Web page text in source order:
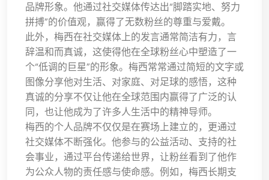
品牌形象。他通过社交媒体传达出“脚踏实地、努力
拼搏”的价值观，赢得了无数粉丝的尊重与爱戴。
此外，梅西在社交媒体上的发言通常简洁有力，言
辞温和而真诚，这使得他在全球粉丝心中塑造了一
个“低调的巨星”的形象。梅西常常通过简短的文字或
图像分享他对生活、对家庭、对足球的感悟，这种
真诚的分享不仅让他在全球范围内赢得了广泛的认
同，也让他成为了许多人生活中的精神导师。
梅西的个人品牌不仅仅是在赛场上建立的，更通过
社交媒体不断强化。他参与的公益活动、支持的社
会事业，通过平台传递给世界，让粉丝看到了他作
为公众人物的责任感与使命感。例如，梅西长期支